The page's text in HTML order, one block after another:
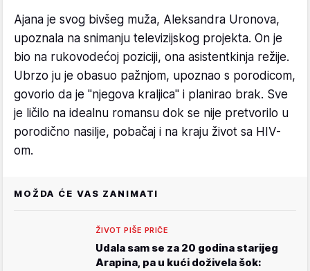
Ajana je svog bivšeg muža, Aleksandra Uronova,
upoznala na snimanju televizijskog projekta. On je
bio na rukovodećoj poziciji, ona asistentkinja režije.
Ubrzo ju je obasuo pažnjom, upoznao s porodicom,
govorio da je "njegova kraljica" i planirao brak. Sve
je ličilo na idealnu romansu dok se nije pretvorilo u
porodično nasilje, pobačaj i na kraju život sa HIV-
om.
MOŽDA ĆE VAS ZANIMATI
ŽIVOT PIŠE PRIČE
Udala sam se za 20 godina starijeg
Arapina, pa u kući doživela šok: